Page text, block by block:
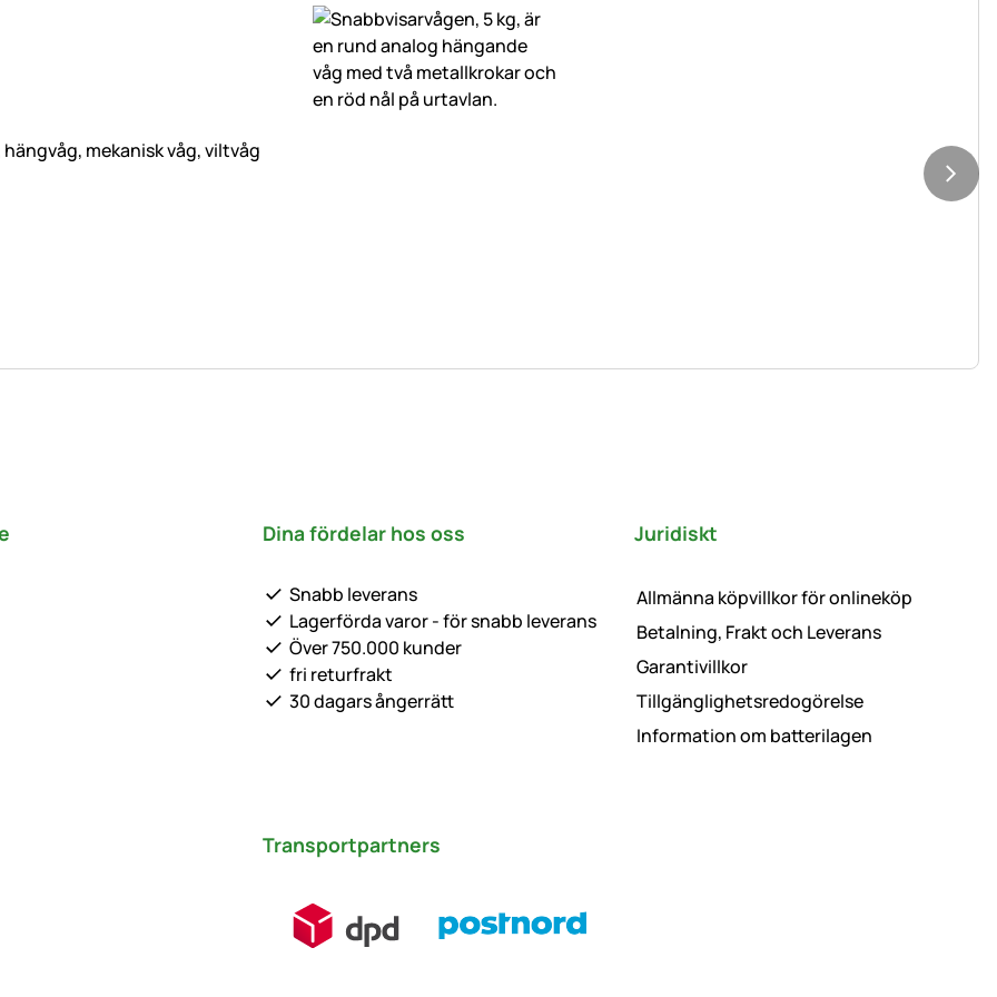
mekanisk våg, viltvåg
Dina fördelar hos oss
Snabb leverans
Lagerförda varor - för snabb leverans
Över 750.000 kunder
fri returfrakt
30 dagars ångerrätt
Juridiskt
Allmänna köpvillkor för onlineköp
Betalning, Frakt och Leverans
Garantivillkor
Tillgänglighetsredogörelse
Information om batterilagen
Transportpartners